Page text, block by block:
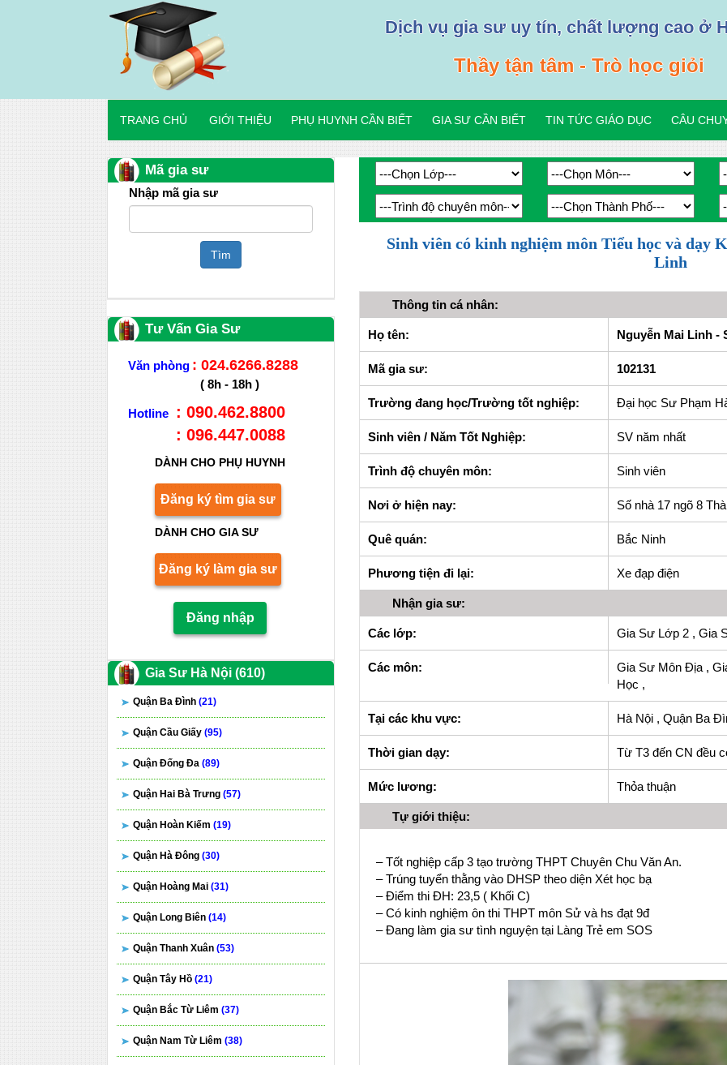
Dịch vụ gia sư uy tín, chất lượng cao ở
Thầy tận tâm - Trò học giỏi
TRANG CHỦ GIỚI THIỆU PHỤ HUYNH CẦN BIẾT GIA SƯ CẦN BIẾT TIN TỨC GIÁO DỤC CÂU
Sinh viên có kinh nghiệm môn Tiểu học và dạy
Linh
Thông tin cá nhân:
Họ tên: Nguyễn Mai Linh -
Mã gia sư: 102131
Trường đang học/Trường tốt nghiệp: Đại học Sư Phạm
Sinh viên / Năm Tốt Nghiệp: SV năm nhất
Trình độ chuyên môn: Sinh viên
Nơi ở hiện nay: Số nhà 17 ngõ 8
Quê quán: Bắc Ninh
Phương tiện đi lại: Xe đạp điện
Nhận gia sư:
Các lớp: Gia Sư Lớp 2 , Gia
Các môn:
Gia Sư Môn Địa ,
Học ,
Tại các khu vực: Hà Nội , Quận Ba
Thời gian dạy: Từ T3 đến CN đều
Mức lương: Thỏa thuận
Tự giới thiệu:
– Tốt nghiệp cấp 3 tạo trường THPT Chuyên Chu Văn An.
– Trúng tuyển thằng vào DHSP theo diện Xét học bạ
– Điểm thi ĐH: 23,5 ( Khối C)
– Có kinh nghiệm ôn thi THPT môn Sử và hs đạt 9đ
– Đang làm gia sư tình nguyện tại Làng Trẻ em SOS
Mã gia sư
Nhập mã gia sư
Tìm
Tư Vấn Gia Sư
Văn phòng : 024.6266.8288
( 8h - 18h )
Hotline
: 090.462.8800
: 096.447.0088
DÀNH CHO PHỤ HUYNH
Đăng ký tìm gia sư
DÀNH CHO GIA SƯ
Đăng ký làm gia sư
Đăng nhập
Gia Sư Hà Nội (610)
Quận Ba Đình (21)
Quận Cầu Giấy (95)
Quận Đống Đa (89)
Quận Hai Bà Trưng (57)
Quận Hoàn Kiếm (19)
Quận Hà Đông (30)
Quận Hoàng Mai (31)
Quận Long Biên (14)
Quận Thanh Xuân (53)
Quận Tây Hồ (21)
Quận Bắc Từ Liêm (37)
Quận Nam Từ Liêm (38)